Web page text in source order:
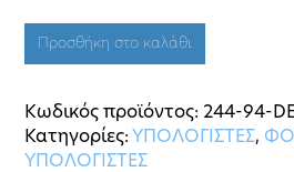
Προσθήκη στο καλάθι
Κωδικός προϊόντος:244-94-
Κατηγορίες: ΥΠΟΛΟΓΙΣΤΕΣ,
ΥΠΟΛΟΓΙΣΤΕΣ